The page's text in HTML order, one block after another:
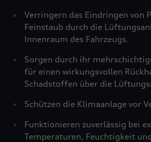
›
Verringern das Eindringen von
Feinstaub durch die
Innenraum des Fahrzeugs.
›
Sorgen durch ihr
für einen wirkungsvollen
Schadstoffen über die
›
Schützen die Klimaanlage vor
›
Funktionieren zuverlässig bei
Temperaturen, Feuchtigkeit